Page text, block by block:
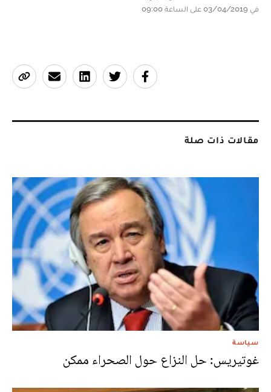
في 03/04/2019 على الساعة 09:00
مقالات ذات صلة
سياسة
غوتيريس: حل النزاع حول الصحراء ممكن